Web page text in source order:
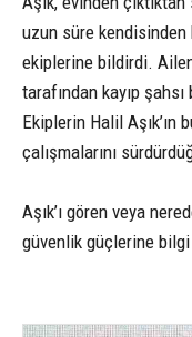
uzun süre kendisinden
ekiplerine bildirdi.
tarafından kayıp
Ekiplerin Halil Aşık’ın
çalışmalarını
Aşık’ı gören veya
güvenlik güçlerine